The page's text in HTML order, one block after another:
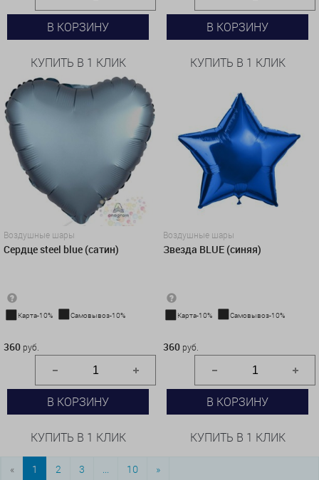
В КОРЗИНУ
КУПИТЬ В 1 КЛИК
В КОРЗИНУ
КУПИТЬ В 1 КЛИК
Воздушные шары
Сердце steel blue (сатин)
Карта-10% Самовывоз-10%
360 руб.
В КОРЗИНУ
КУПИТЬ В 1 КЛИК
Воздушные шары
Звезда BLUE (синяя)
Карта-10% Самовывоз-10%
360 руб.
В КОРЗИНУ
КУПИТЬ В 1 КЛИК
« 1 2 3 10 »